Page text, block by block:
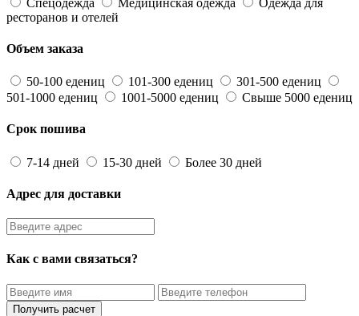
ресторанов и отелей
Объем заказа
50-100 едениц 101-300 едениц
301-500 едениц
501-1000 едениц
1001-5000 едениц Свыше 5000 едениц
Срок пошива
7-14 дней 15-30 дней Более 30 дней
Адрес для доставки
Как с вами связаться?
Получить расчет